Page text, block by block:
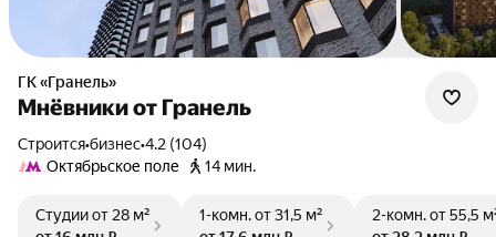
ГК «Гранель»
Мнёвники от Гранель
Строится•бизнес•4.2 (104)
Октябрьское поле
14 мин.
Студииот 28 м²
1-комн.от 31,5 м²
2-комн.от 55,5